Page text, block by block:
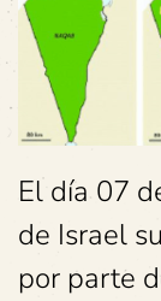
El día 07
de Israel
por parte